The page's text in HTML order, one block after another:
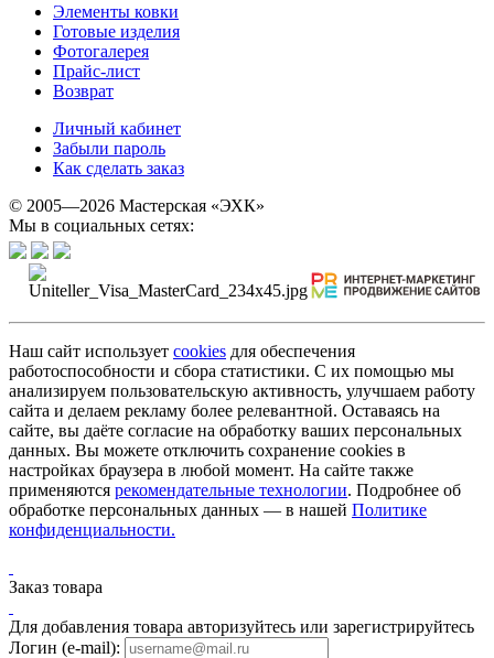
Элементы ковки
Готовые изделия
Фотогалерея
Прайс-лист
Возврат
Личный кабинет
Забыли пароль
Как сделать заказ
© 2005—2026 Мастерская «ЭХК»
Мы в социальных сетях:
Наш сайт использует cookies для обеспечения
работоспособности и сбора статистики. С их помощью мы
анализируем пользовательскую активность, улучшаем работу
сайта и делаем рекламу более релевантной. Оставаясь на
сайте, вы даёте согласие на обработку ваших персональных
данных. Вы можете отключить сохранение cookies в
настройках браузера в любой момент. На сайте также
применяются рекомендательные технологии. Подробнее об
обработке персональных данных — в нашей Политике
конфиденциальности.
Заказ товара
Для добавления товара авторизуйтесь или зарегистрируйтесь
Логин (e-mail):